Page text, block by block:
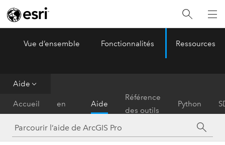
ArcGIS Pro
Vue d’ensemble Fonctionnalités Ressources
Aide
Accueil
en
main
Aide
Référence
des outils
Python